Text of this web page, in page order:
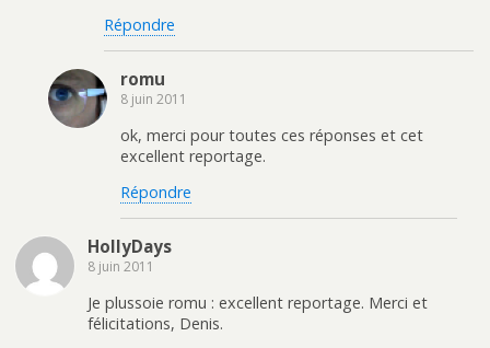
Répondre
romu
8 juin 2011
ok, merci pour toutes ces réponses et cet
excellent reportage.
Répondre
HollyDays
8 juin 2011
Je plussoie romu : excellent reportage. Merci et
félicitations, Denis.